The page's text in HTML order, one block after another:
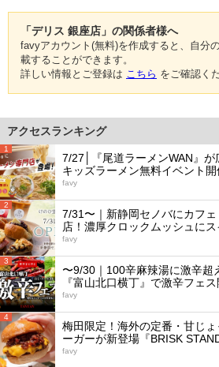
「デリス 銀座店」の関係者様へ
favyアカウント(無料)を作成すると、自分
載することができます。
詳しい情報とご登録は こちら をご確認く
アクセスランキング
1
7/27│『尾道ラーメンWAN』が
キッズラーメン無料イベント開
favy
2
7/31〜｜新静岡セノバにカフ
店！濃厚クロックムッシュにス
favy
3
〜9/30｜100辛麻辣湯に激辛超
『富山北口横丁』で激辛フェ
favy
4
梅田限定！海外の定番・甘じ
ーガーが新登場『BRISK STAND
favy